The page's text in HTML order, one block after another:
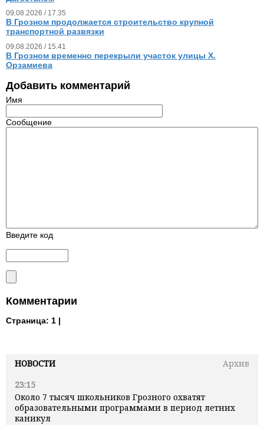
НОВОСТИ
Архив
23:15
Около 7 тысяч школьников Грозного охватят
образовательными программами в период летних
каникул
09.08.2026 / 17.35
В Грозном продолжается строительство крупной
транспортной развязки
09.08.2026 / 15.41
В Грозном временно перекрыли участок улицы Х.
Орзамиева
Добавить комментарий
Имя
Сообщение
Введите код
Комментарии
Страница: 1 |